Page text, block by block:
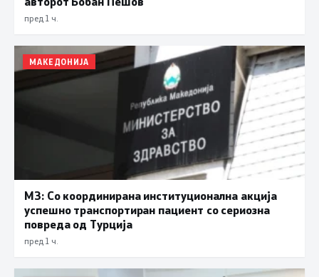
пред 1 ч.
МАКЕДОНИЈА
МЗ: Со координирана институционална акција
успешно транспортиран пациент со сериозна
повреда од Турција
пред 1 ч.